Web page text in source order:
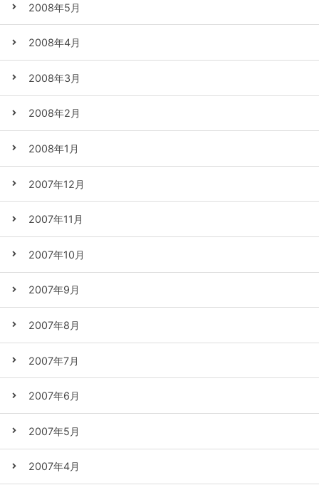
2008年5月
2008年4月
2008年3月
2008年2月
2008年1月
2007年12月
2007年11月
2007年10月
2007年9月
2007年8月
2007年7月
2007年6月
2007年5月
2007年4月